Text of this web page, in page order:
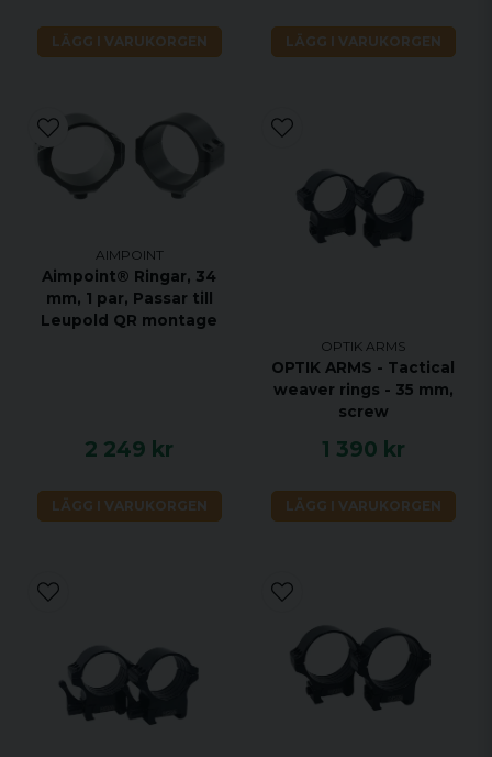
LÄGG I VARUKORGEN LÄGG I VARUKORGEN
AIMPOINT
Aimpoint® Ringar, 34
mm, 1 par, Passar till
Leupold QR montage
2 249 kr
LÄGG I VARUKORGEN
OPTIK ARMS
OPTIK ARMS - Tactical
weaver rings - 35 mm,
screw
1 390 kr
LÄGG I VARUKORGEN